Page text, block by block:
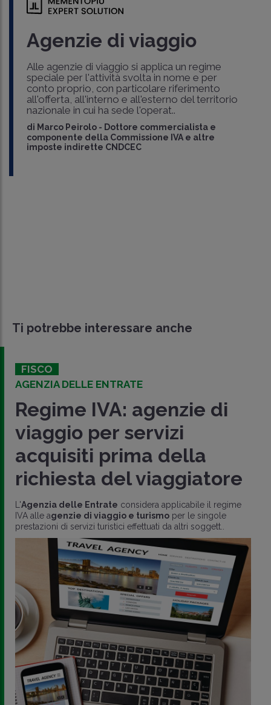
Agenzie di viaggio
Alle agenzie di viaggio si applica un regime
speciale per l'attività svolta in nome e per
conto proprio, con particolare riferimento
all'offerta, all'interno e all'esterno del territorio
nazionale in cui ha sede l'operat..
di Marco Peirolo - Dottore commercialista e
componente della Commissione IVA e altre
imposte indirette CNDCEC
Ti potrebbe interessare anche
FISCO
AGENZIA DELLE ENTRATE
Regime IVA: agenzie di
viaggio per servizi
acquisiti prima della
richiesta del viaggiatore
L'Agenzia delle Entrate considera applicabile il regime
IVA alle agenzie di viaggio e turismo per le singole
prestazioni di servizi turistici effettuati da altri soggett..